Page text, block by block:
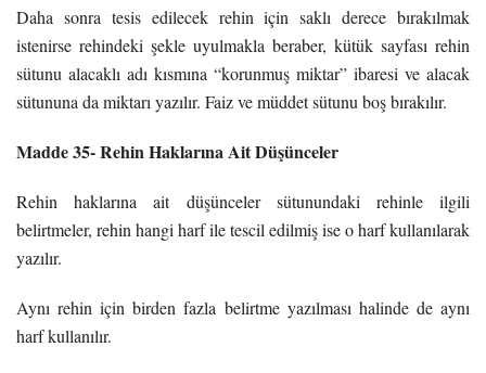
Daha sonra tesis edilecek rehin için saklı derece bırakılmak
istenirse rehindeki şekle uyulmakla beraber, kütük sayfası rehin
sütunu alacaklı adı kısmına “korunmuş miktar” ibaresi ve alacak
sütununa da miktarı yazılır. Faiz ve müddet sütunu boş bırakılır.
Madde 35- Rehin Haklarına Ait Düşünceler
Rehin haklarına ait düşünceler sütunundaki rehinle ilgili
belirtmeler, rehin hangi harf ile tescil edilmiş ise o harf kullanılarak
yazılır.
Aynı rehin için birden fazla belirtme yazılması halinde de aynı
harf kullanılır.